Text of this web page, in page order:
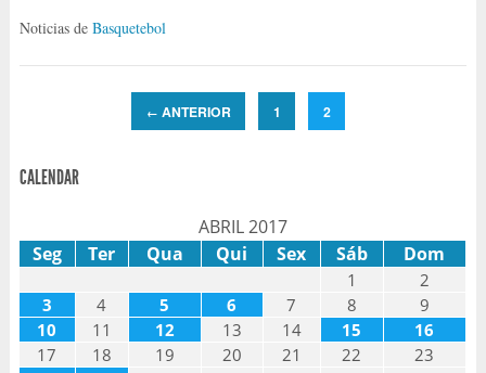
Noticias de Basquetebol
← ANTERIOR 1 2
CALENDAR
ABRIL 2017
Seg
Ter Qua Qui Sex Sáb Dom
1
2
3
4 5 6 7 8
9
10
11 12 13 14 15
16
17
18 19 20 21 22
23